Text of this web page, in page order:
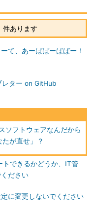
件あります
て、あーばばーばばー！
レター on GitHub
ソフトウェアなんだから
たが直せ」？
トできるかどうか、IT管
ださい
に変更しないでください